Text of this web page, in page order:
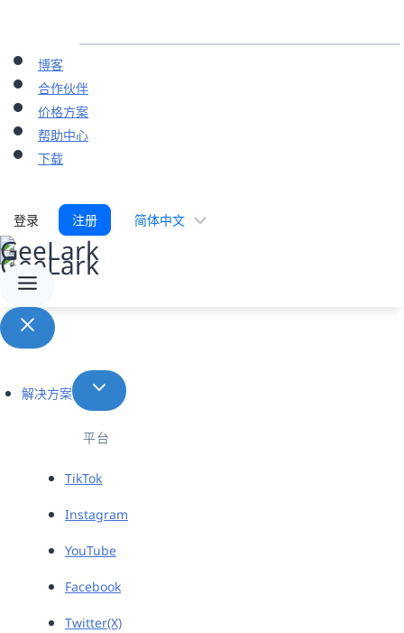
博客
合作伙伴
价格方案
帮助中心
下载
登录 注册
解决方案
平台
TikTok
Instagram
YouTube
Facebook
Twitter(X)